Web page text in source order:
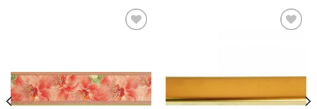
ДО
СПИСКУ
БАЖАНЬ
ДО
БАЖАНЬ